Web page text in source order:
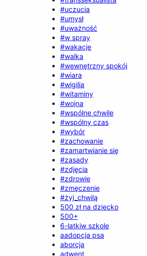
#uczucia
#umysł
#uważność
#w spray
#wakacje
#walka
#wewnętrzny spokój
#wiara
#wigilia
#witaminy
#wojna
#wspólne chwile
#wspólny czas
#wybór
#zachowanie
#zamartwianie się
#zasady
#zdjęcia
#zdrowie
#zmęczenie
#żyj_chwilą
500 zł na dziecko
500+
6-latkiw szkole
aadopcja psa
aborcja
adwent